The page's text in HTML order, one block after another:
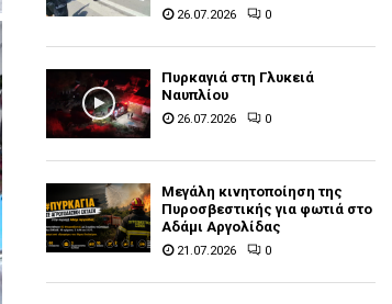
26.07.2026 0
Πυρκαγιά στη Γλυκειά
Ναυπλίου
26.07.2026 0
Μεγάλη κινητοποίηση της
Πυροσβεστικής για φωτιά στο
Αδάμι Αργολίδας
21.07.2026 0